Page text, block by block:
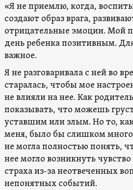
«Я не приемлю, когда,
создают образ врага,
отрицательные эмоции. Мой
день ребенка позитивным.
важное.
Я не разговаривала с ней во
старалась, чтобы мое
не влияли на нее. Как
показывать, что можешь
уставшим или злым. Но то,
меня, было бы слишком
не могла полностью понять,
нее могло возникнуть
страха из-за неотвеченных
непонятных событий.